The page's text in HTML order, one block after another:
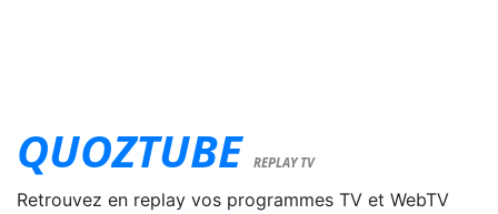
QUOZTUBE REPLAY TV
Retrouvez en replay vos programmes TV et WebTV